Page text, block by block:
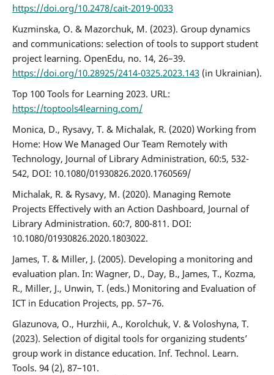
https://doi.org/10.2478/cait-2019-0033
Kuzminska, O. & Mazorchuk, M. (2023). Group dynamics
and communications: selection of tools to support student
project learning. OpenEdu, no. 14, 26–39.
https://doi.org/10.28925/2414-0325.2023.143(in Ukrainian).
Top 100 Tools for Learning 2023. URL:
https://toptools4learning.com/
Monica, D., Rysavy, Т. & Michalak, R. (2020) Working from
Home: How We Managed Our Team Remotely with
Technology, Journal of Library Administration, 60:5, 532-
542, DOI: 10.1080/01930826.2020.1760569/
Michalak, R. & Rysavy, M. (2020). Managing Remote
Projects Effectively with an Action Dashboard, Journal of
Library Administration. 60:7, 800-811. DOI:
10.1080/01930826.2020.1803022.
James, T. & Miller, J. (2005). Developing a monitoring and
evaluation plan. In: Wagner, D., Day, B., James, T., Kozma,
R., Miller, J., Unwin, T. (eds.) Monitoring and Evaluation of
ICT in Education Projects, pp. 57–76.
Glazunova, O., Hurzhii, A., Korolchuk, V. & Voloshyna, T.
(2023). Selection of digital tools for organizing students’
group work in distance education. Inf. Technol. Learn.
Tools. 94 (2), 87–101.